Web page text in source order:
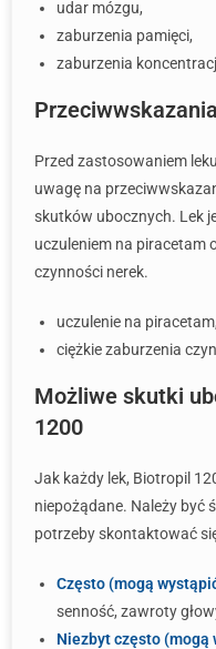
udar mózgu,
zaburzenia pamięci,
zaburzenia
Przed zastosowaniem
uwagę na
skutków ubocznych. Lek
uczuleniem na piracetam
czynności nerek.
uczulenie na piracetam,
ciężkie zaburzenia
Możliwe skutki
1200
Jak każdy lek, Biotropil
niepożądane. Należy być
potrzeby skontaktować
Często (mogą
senność, zawroty
Niezbyt często (mogą